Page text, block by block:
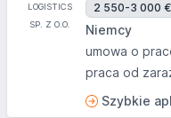
2 550-3 000 €
Niemcy
umowa o
praca od
Szybkie